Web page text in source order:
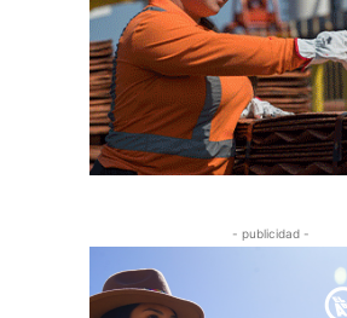
- publicidad -